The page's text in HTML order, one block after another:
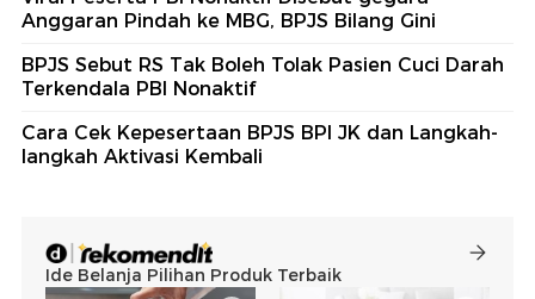
Anggaran Pindah ke MBG, BPJS Bilang Gini
BPJS Sebut RS Tak Boleh Tolak Pasien Cuci Darah
Terkendala PBI Nonaktif
Cara Cek Kepesertaan BPJS BPI JK dan Langkah-
langkah Aktivasi Kembali